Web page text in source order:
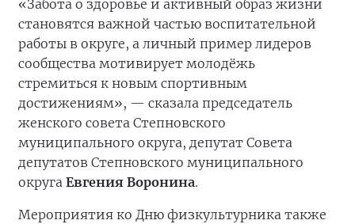
«Забота о здоровье и активный образ жизни
становятся важной частью воспитательной
работы в округе, а личный пример лидеров
сообщества мотивирует молодёжь
стремиться к новым спортивным
достижениям», — сказала председатель
женского совета Степновского
муниципального округа, депутат Совета
депутатов Степновского муниципального
округа Евгения Воронина.
Мероприятия ко Дню физкультурника также